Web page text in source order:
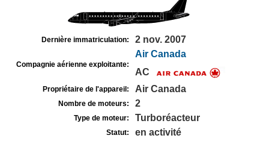
Dernière immatriculation: 2 nov. 2007
Compagnie aérienne exploitante:
Air Canada
AC
Propriétaire de l'appareil: Air Canada
Nombre de moteurs: 2
Type de moteur: Turboréacteur
Statut: en activité